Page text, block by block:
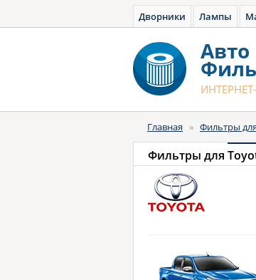
Дворники Лампы
Авто
Главная » Фильтры
Фильтры для